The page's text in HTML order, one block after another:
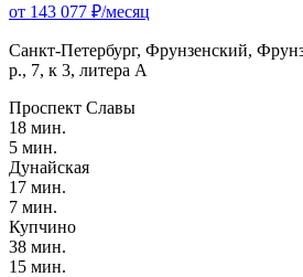
от 143 077 ₽/месяц
Санкт-Петербург, Фрунзенский,
р., 7, к 3, литера А
Проспект Славы
18 мин.
5 мин.
Дунайская
17 мин.
7 мин.
Купчино
38 мин.
15 мин.